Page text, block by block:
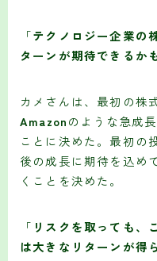
「テクノロジー企業の
ターンが期待できるか
カメさんは、最初の株
Amazonのような急成
ことに決めた。最初の
後の成長に期待を込め
くことを決めた。
「 リスクを取っても、
は大きなリターンが得